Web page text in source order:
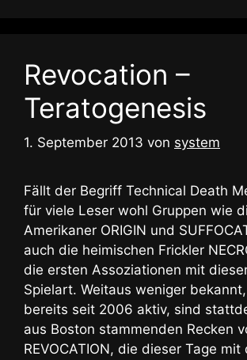
Revocation –
Teratogenesis
1. September 2013 von system
Fällt der Begriff Technical Death
für viele Leser wohl Gruppen wie
Amerikaner ORIGIN und
auch die heimischen Frickler
die ersten Assoziationen mit
Spielart. Weitaus weniger
bereits seit 2006 aktiv, sind
aus Boston stammenden Recken
REVOCATION, die dieser Tage mit